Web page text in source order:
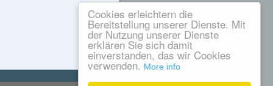
Cookies erleichtern die
Bereitstellung unserer Dienste. Mit
der Nutzung unserer Dienste
erklären Sie sich damit
einverstanden, das wir Cookies
verwenden. More info